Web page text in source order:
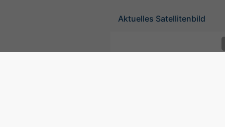
Aktuelles Satellitenbild